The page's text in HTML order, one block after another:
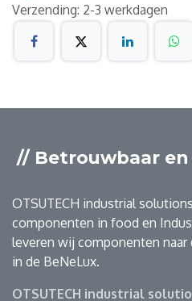
Verzending: 2-3 werkdagen
// Betrouwbaar en
OTSUTECH industrial
componenten in food en
leveren wij componenten
in de BeNeLux.
OTSUTECH industrial